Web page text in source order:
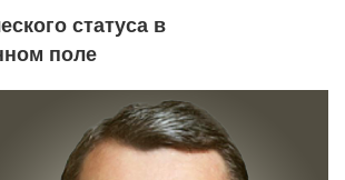
статуса в
поле